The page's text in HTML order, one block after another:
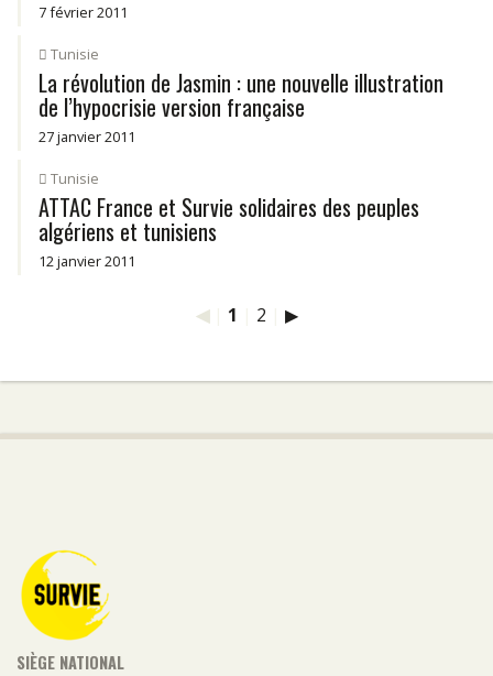
7 février 2011
Tunisie
La révolution de Jasmin : une nouvelle illustration
de l’hypocrisie version française
27 janvier 2011
Tunisie
ATTAC France et Survie solidaires des peuples
algériens et tunisiens
12 janvier 2011
◀| 1 2 ▶
SIÈGE NATIONAL